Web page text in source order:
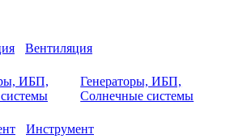
Вентиляция
Генераторы, ИБП,
Солнечные системы
Инструмент